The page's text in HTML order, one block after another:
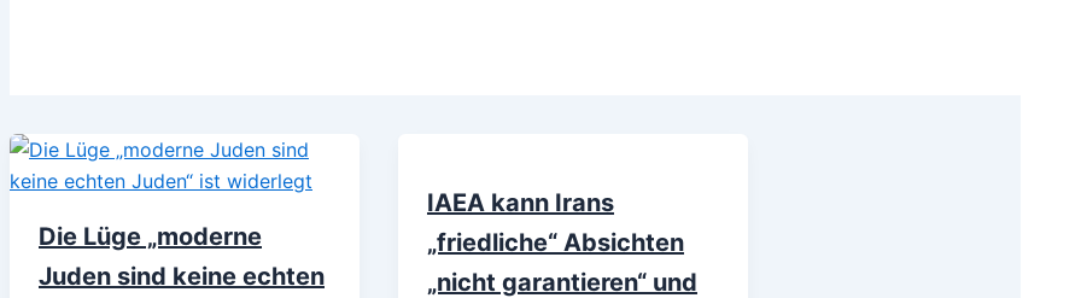
Die Lüge „moderne
Juden sind keine echten
IAEA kann Irans
„friedliche“ Absichten
„nicht garantieren“ und